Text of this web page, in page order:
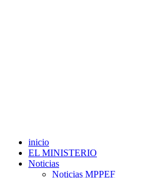
inicio
EL MINISTERIO
Noticias
Noticias MPPEF